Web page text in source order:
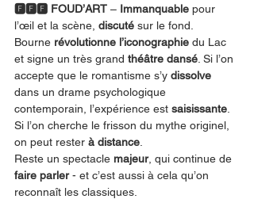
🅵🅵🅵 FOUD’ART – Immanquable pour
l’œil et la scène, discuté sur le fond.
Bourne révolutionne l’iconographie du Lac
et signe un très grand théâtre dansé . Si l’on
accepte que le romantisme s’y dissolve
dans un drame psychologique
contemporain, l’expérience est saisissante
Si l’on cherche le frisson du mythe originel,
on peut rester à distance
Reste un spectacle majeur, qui continue de
faire parler - et c’est aussi à cela qu’on
reconnaît les classiques.